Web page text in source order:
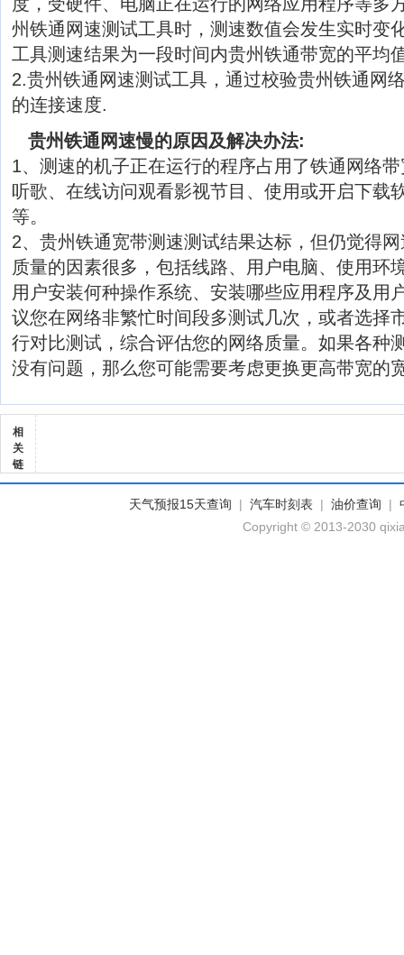
州铁通网速测试工具时，测速数值会发生实时变
工具测速结果为一段时间内贵州铁通带宽的平均
2.贵州铁通网速测试工具，通过校验贵州铁通网
的连接速度.
贵州铁通网速慢的原因及解决办法:
1、测速的机子正在运行的程序占用了铁通网络
听歌、在线访问观看影视节目、使用或开启下载
等。
2、贵州铁通宽带测速测试结果达标，但仍觉得
质量的因素很多，包括线路、用户电脑、使用环
用户安装何种操作系统、安装哪些应用程序及用
议您在网络非繁忙时间段多测试几次，或者选择
行对比测试，综合评估您的网络质量。如果各种
没有问题，那么您可能需要考虑更换更高带宽的
相
关
链
天气预报15天查询 | 汽车时刻表 | 油价查询 |
Copyright © 2013-2030